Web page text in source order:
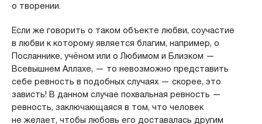
о творении.
Если же говорить о таком объекте любви, соучастие
в любви к которому является благим, например, о
Посланнике, учёном или о Любимом и Близком —
Всевышнем Аллахе, — то невозможно представить
себе ревность в подобных случаях — скорее, это
зависть! В данном случае похвальная ревность —
ревность, заключающаяся в том, что человек
не желает, чтобы любовь его доставалась другим